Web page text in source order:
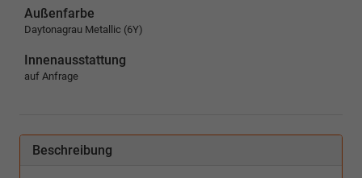
Außenfarbe
Daytonagrau Metallic (6Y)
Innenausstattung
auf Anfrage
Beschreibung